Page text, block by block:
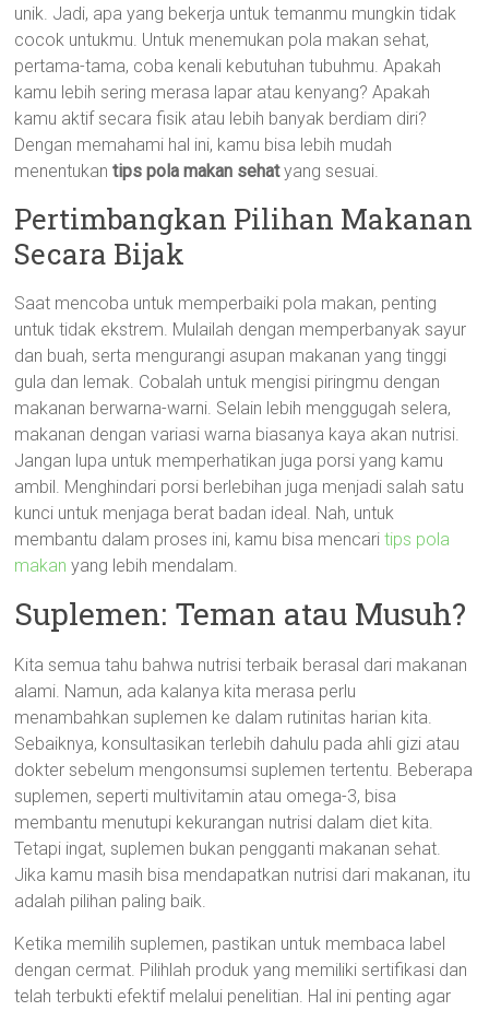
unik. Jadi, apa yang bekerja untuk temanmu mungkin tidak
cocok untukmu. Untuk menemukan pola makan sehat,
pertama-tama, coba kenali kebutuhan tubuhmu. Apakah
kamu lebih sering merasa lapar atau kenyang? Apakah
kamu aktif secara fisik atau lebih banyak berdiam diri?
Dengan memahami hal ini, kamu bisa lebih mudah
menentukantips pola makan sehatyang sesuai.
Pertimbangkan Pilihan Makanan
Secara Bijak
Saat mencoba untuk memperbaiki pola makan, penting
untuk tidak ekstrem. Mulailah dengan memperbanyak sayur
dan buah, serta mengurangi asupan makanan yang tinggi
gula dan lemak. Cobalah untuk mengisi piringmu dengan
makanan berwarna-warni. Selain lebih menggugah selera,
makanan dengan variasi warna biasanya kaya akan nutrisi.
Jangan lupa untuk memperhatikan juga porsi yang kamu
ambil. Menghindari porsi berlebihan juga menjadi salah satu
kunci untuk menjaga berat badan ideal. Nah, untuk
membantu dalam proses ini, kamu bisa mencaritips pola
makan yang lebih mendalam.
Suplemen: Teman atau Musuh?
Kita semua tahu bahwa nutrisi terbaik berasal dari makanan
alami. Namun, ada kalanya kita merasa perlu
menambahkan suplemen ke dalam rutinitas harian kita.
Sebaiknya, konsultasikan terlebih dahulu pada ahli gizi atau
dokter sebelum mengonsumsi suplemen tertentu. Beberapa
suplemen, seperti multivitamin atau omega-3, bisa
membantu menutupi kekurangan nutrisi dalam diet kita.
Tetapi ingat, suplemen bukan pengganti makanan sehat.
Jika kamu masih bisa mendapatkan nutrisi dari makanan, itu
adalah pilihan paling baik.
Ketika memilih suplemen, pastikan untuk membaca label
dengan cermat. Pilihlah produk yang memiliki sertifikasi dan
telah terbukti efektif melalui penelitian. Hal ini penting agar